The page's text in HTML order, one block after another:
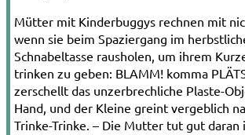
Mütter mit Kinderbuggys rechnen mit
wenn sie beim Spaziergang im
Schnabeltasse raus­holen, um ihrem
trinken zu geben: BLAMM! komma
zerschellt das unzerbrechliche Plaste­-
Hand, und der Kleine greint vergeblich
Trinke-­Trinke. – Die Mutter tut gut daran